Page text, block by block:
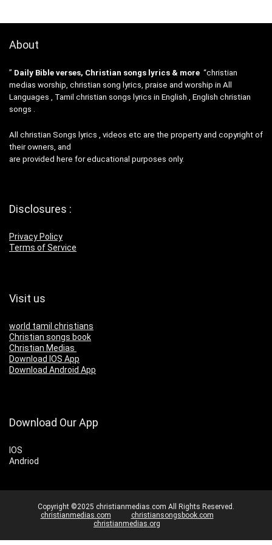
About
” Daily Bible verses, Christian songs lyrics & more “christian
medias worship, christian song lyrics, praise and worship in All
Languages , Tamil christian songs lyrics in English , English christian
songs .
All christian Songs lyrics , videos etc are the property and copyright of
their owners, and
are provided here for educational purposes only.
Disclosures :
Privacy Policy
Terms of Service
Visit us
world tamil christians
Christian songs book
Christian Medias
Download IOS App
Download Android App
Download Our App
IOS
Andriod
Copyright ©2025 christianmedias.com All Rights Reserved.
christianmedias.com
christiansongsbook.com
christianmedias.org